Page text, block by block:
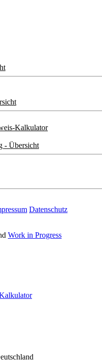
Kalkulator
- Übersicht
Datenschutz
Work in Progress